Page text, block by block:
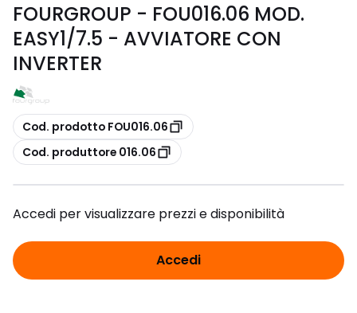
FOURGROUP - FOU016.06 MOD.
EASY1/7.5 - AVVIATORE CON
INVERTER
copia
Cod. prodotto FOU016.06
copia
Cod. produttore 016.06
Accedi per visualizzare prezzi e disponibilità
Accedi